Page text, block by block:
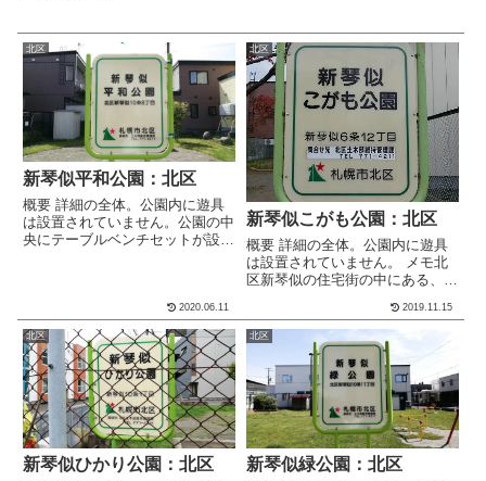
北区
新琴似平和公園：北区
概要 詳細の全体。公園内に遊具
は設置されていません。公園の中
央にテーブルベンチセットが設置
基本情報郵便番号〒001-0910住
所北海道札幌市北区新琴似10条
８丁目管理問い合わせ
2020.06.11
北区
新琴似こがも公園：北区
概要 詳細の全体。公園内に遊具
は設置されていません。 メモ北
区新琴似の住宅街の中にある、公
ていません。 基本情報郵便番号
〒001-0906住所北海道札幌市北
区新琴似６条12丁目管理問い合
わせ
2019.11.15
北区
新琴似ひかり公園：北区
北区
新琴似緑公園：北区